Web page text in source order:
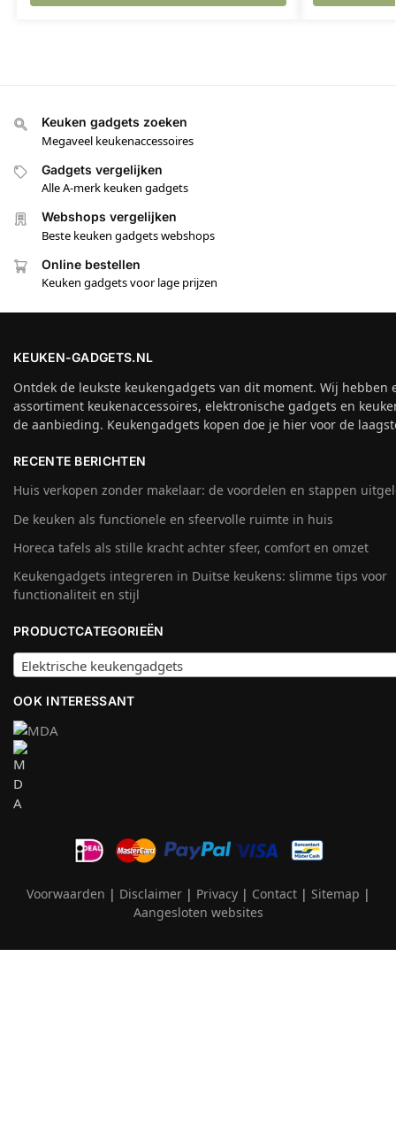
Keuken gadgets zoeken
Megaveel keukenaccessoires
Gadgets vergelijken
Alle A-merk keuken gadgets
Webshops vergelijken
Beste keuken gadgets webshops
Online bestellen
Keuken gadgets voor lage prijzen
KEUKEN-GADGETS.NL
Ontdek de leukste keukengadgets van dit moment. Wij hebben
assortiment keukenaccessoires, elektronische gadgets en
de aanbieding. Keukengadgets kopen doe je hier voor de
RECENTE BERICHTEN
Huis verkopen zonder makelaar: de voordelen en stappen
De keuken als functionele en sfeervolle ruimte in huis
Horeca tafels als stille kracht achter sfeer, comfort en omzet
Keukengadgets integreren in Duitse keukens: slimme tips voor
functionaliteit en stijl
PRODUCTCATEGORIEËN
Elektrische keukengadgets
OOK INTERESSANT
Voorwaarden | Disclaimer| Privacy| Contact| Sitemap |
Aangesloten websites